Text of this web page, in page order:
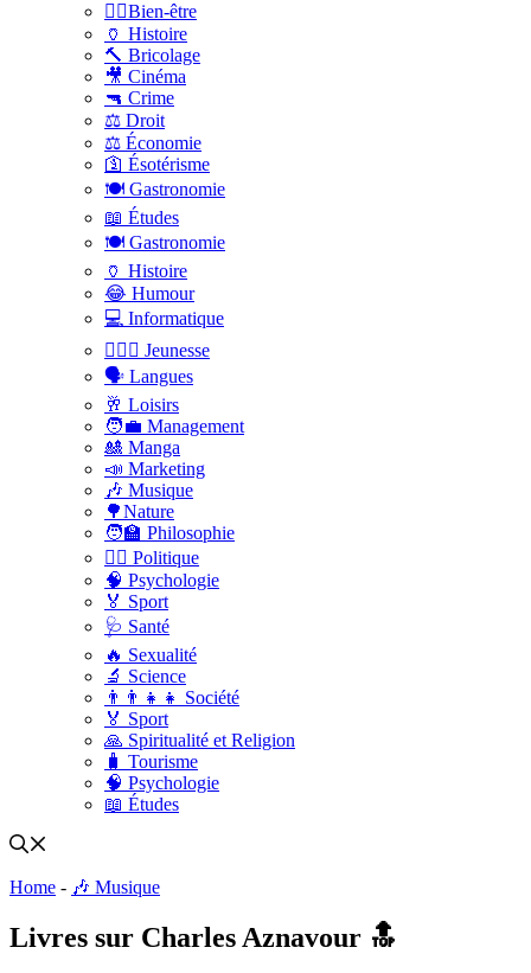
🧑‍⚕️Bien-être
🏺 Histoire
🔨 Bricolage
🎥 Cinéma
🔫 Crime
⚖️ Droit
⚖️ Économie
🛐 Ésotérisme
🍽️ Gastronomie
📖 Études
🍽️ Gastronomie
🏺 Histoire
😂 Humour
💻 Informatique
🤸🏽‍♀️ Jeunesse
🗣 Langues
🥂 Loisirs
🧑‍💼 Management
🎎 Manga
📣 Marketing
🎶 Musique
🌳Nature
🧑‍🏫 Philosophie
👨‍⚖️ Politique
🧠 Psychologie
🏅 Sport
🩺 Santé
🔥 Sexualité
🔬 Science
👨‍👨‍👧‍👧 Société
🏅 Sport
🙏 Spiritualité et Religion
🧳 Tourisme
🧠 Psychologie
📖 Études
Home - 🎶 Musique
Livres sur Charles Aznavour 🔝